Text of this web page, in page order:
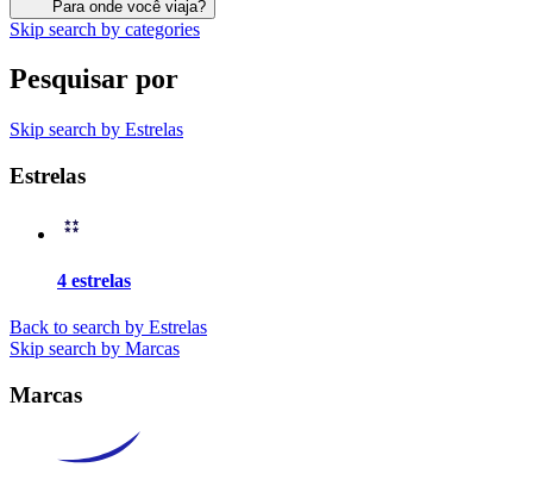
Para onde você viaja?
Skip search by categories
Pesquisar por
Skip search by Estrelas
Estrelas
4 estrelas
Back to search by Estrelas
Skip search by Marcas
Marcas